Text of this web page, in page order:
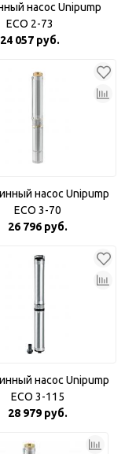
насос Unipump
ECO 2-73
24 057 руб.
насос Unipump
ECO 3-70
26 796 руб.
насос Unipump
ECO 3-115
28 979 руб.